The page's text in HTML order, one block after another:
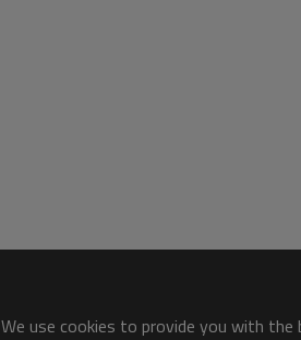
We use cookies to provide you with